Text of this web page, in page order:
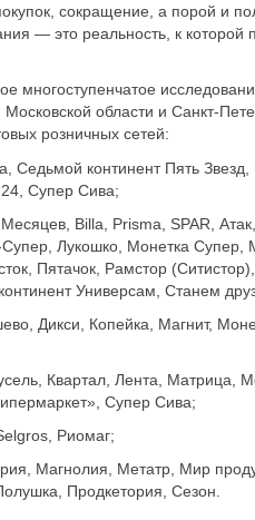
сокращение, а порой и
— это реальность, к которой
многоступенчатое
области и Санкт-
розничных сетей:
Седьмой континент Пять Звезд,
Супер Сива;
Billa, Prisma, SPAR,
Лукошко, Монетка Супер,
Пятачок, Рамстор
Универсам, Станем
Дикси, Копейка, Магнит,
Квартал, Лента, Матрица,
Супер Сива;
Риомаг;
Магнолия, Метатр, Мир
Продкетория, Сезон.